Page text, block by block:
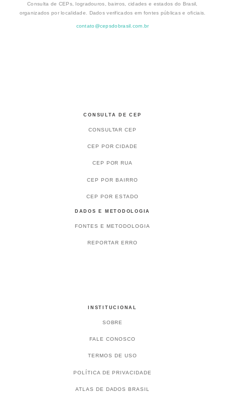
Consulta de CEPs, logradouros, bairros, cidades e estados do Brasil,
organizados por localidade. Dados verificados em fontes públicas e oficiais.
contato@cepsdobrasil.com.br
CONSULTA DE CEP
CONSULTAR CEP
CEP POR CIDADE
CEP POR RUA
CEP POR BAIRRO
CEP POR ESTADO
DADOS E METODOLOGIA
FONTES E METODOLOGIA
REPORTAR ERRO
INSTITUCIONAL
SOBRE
FALE CONOSCO
TERMOS DE USO
POLÍTICA DE PRIVACIDADE
ATLAS DE DADOS BRASIL